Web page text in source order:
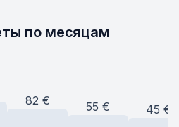
по месяцам
82 € 55 €
45 €